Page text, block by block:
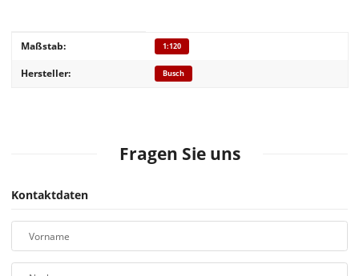
Produkteigenschaft
Wert
Maßstab: 1:120
Hersteller: Busch
Fragen Sie uns
Kontaktdaten
Vorname